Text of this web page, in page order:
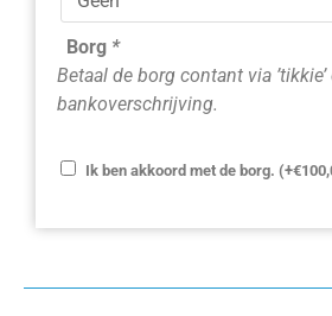
Borg *
Betaal de borg contant via ’tikkie’
bankoverschrijving.
Ik ben akkoord met de borg. (+€